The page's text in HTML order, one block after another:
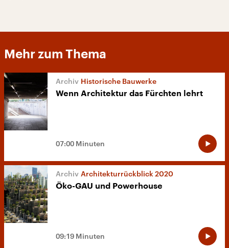
Mehr zum Thema
Historische Bauwerke
Wenn Architektur das Fürchten lehrt
07:00 Minuten
Architekturrückblick 2020
Öko-GAU und Powerhouse
09:19 Minuten